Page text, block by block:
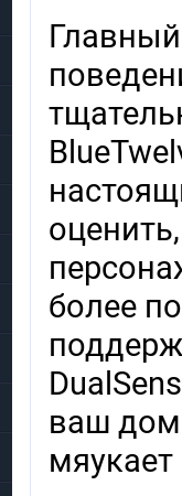
более
ваш